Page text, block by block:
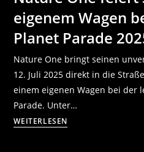
eigenem Wagen
Planet Parade
Nature One bringt seinen
12. Juli 2025 direkt in die
einem eigenen Wagen bei der
Parade. Unter…
WEITERLESEN